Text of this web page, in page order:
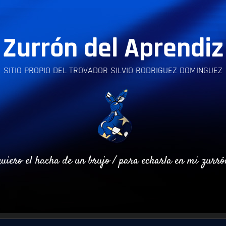
Zurrón del Aprendiz
SITIO PROPIO DEL TROVADOR SILVIO RODRIGUEZ DOMINGUEZ
el hacha de un brujo / para echarla en mi